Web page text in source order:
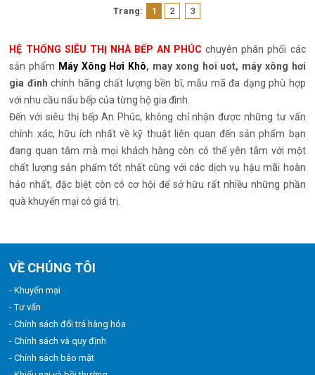
Trang: 1 2 3
HỆ THỐNG SIÊU THỊ NHÀ BẾP AN PHÚC chuyên phân phối các
sản phẩm Máy Xông Hơi Khô, may xong hoi uot, máy xông hơi
gia đình chính hãng chất lượng bền bĩ, mẫu mã đa dạng phù hợp
với nhu cầu nấu bếp của từng hộ gia đình.
Đến với siêu thị bếp An Phúc, không chỉ nhận được những tư vấn
chính xác, hữu ích nhất về kỹ thuật liên quan đến sản phẩm bạn
đang quan tâm mà mọi khách hàng còn có thể yên tâm với một
chất lượng sản phẩm tốt nhất cùng với các dịch vụ hậu mãi hoàn
hảo nhất, đặc biệt còn có cơ hội để sở hữu rất nhiều những phần
quà khuyến mại có giá trị.
VỀ CHÚNG TÔI
- Khuyến mại
- Tư vấn
- Chính sách đổi trả hàng hóa
- Chính sách và quy định
- Chính sách bảo mật